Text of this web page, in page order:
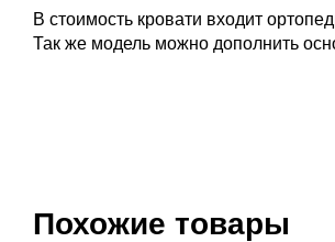
В стоимость кровати входит
Так же модель можно дополнить
Похожие товары